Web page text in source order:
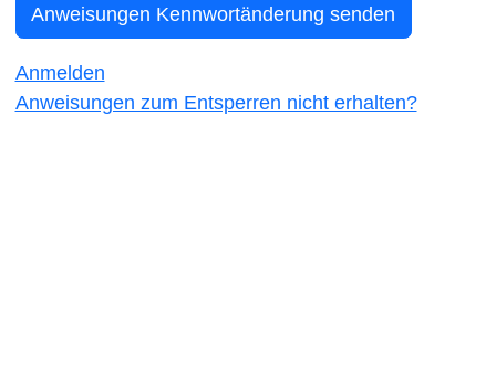
Anmelden
Anweisungen zum Entsperren nicht erhalten?